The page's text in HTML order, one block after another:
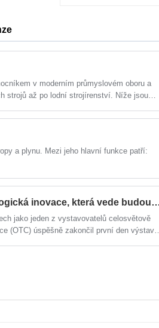
se
mnoho
hadic.
se, že
v moderním průmyslovém oboru a
strojů až po lodní strojírenství. Níže jsou
a plynu. Mezi jeho hlavní funkce patří:
Yitai Technology Shines OTC: Technologická
jako jeden z vystavovatelů celosvětově
(OTC) úspěšně zakončil první den
výrobní zařízení. Její produkty jsou